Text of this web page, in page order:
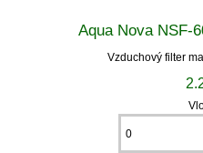
Aqua Nova NSF-
Vzduchový filter